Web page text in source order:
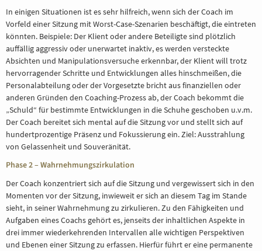
In einigen Situationen ist es sehr hilfreich, wenn sich der Coach im
Vorfeld einer Sitzung mit Worst-Case-Szenarien beschäftigt, die eintreten
könnten. Beispiele: Der Klient oder andere Beteiligte sind plötzlich
auffällig aggressiv oder unerwartet inaktiv, es werden versteckte
Absichten und Manipulationsversuche erkennbar, der Klient will trotz
hervorragender Schritte und Entwicklungen alles hinschmeißen, die
Personalabteilung oder der Vorgesetzte bricht aus finanziellen oder
anderen Gründen den Coaching-Prozess ab, der Coach bekommt die
„Schuld“ für bestimmte Entwicklungen in die Schuhe geschoben u.v.m.
Der Coach bereitet sich mental auf die Sitzung vor und stellt sich auf
hundertprozentige Präsenz und Fokussierung ein. Ziel: Ausstrahlung
von Gelassenheit und Souveränität.
Phase 2 – Wahrnehmungszirkulation
Der Coach konzentriert sich auf die Sitzung und vergewissert sich in den
Momenten vor der Sitzung, inwieweit er sich an diesem Tag im Stande
sieht, in seiner Wahrnehmung zu zirkulieren. Zu den Fähigkeiten und
Aufgaben eines Coachs gehört es, jenseits der inhaltlichen Aspekte in
drei immer wiederkehrenden Intervallen alle wichtigen Perspektiven
und Ebenen einer Sitzung zu erfassen. Hierfür führt er eine permanente